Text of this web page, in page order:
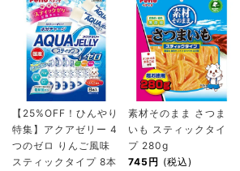
【25%OFF！ひんやり
特集】アクアゼリー 4
つのゼロ りんご風味
スティックタイプ 8本
素材そのまま さつま
いも スティックタイ
プ 280g
745円 (税込)